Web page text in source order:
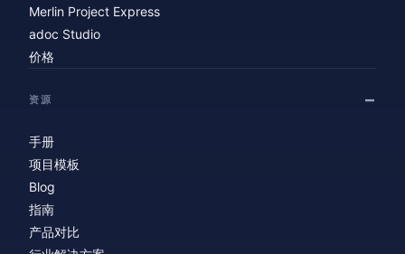
Merlin Project Express
adoc Studio
价格
资源
手册
项目模板
Blog
指南
产品对比